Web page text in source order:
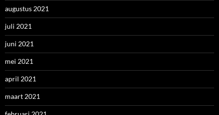
augustus 2021
juli 2021
juni 2021
mei 2021
april 2021
maart 2021